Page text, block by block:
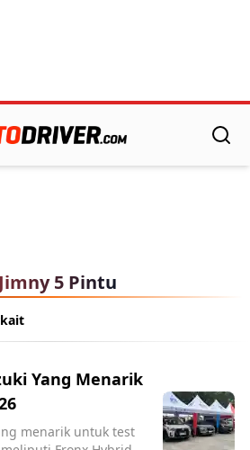
5 Pintu
Yang Menarik
menarik untuk test